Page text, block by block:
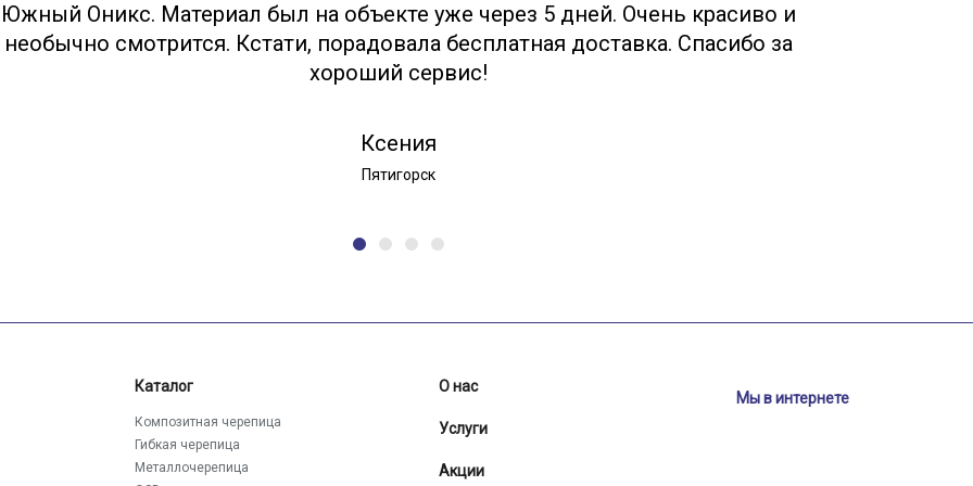
Южный Оникс. Материал был на объекте уже через 5 дней. Очень красиво и
необычно смотрится. Кстати, порадовала бесплатная доставка. Спасибо за
хороший сервис!
Ксения
Пятигорск
Мы в интернете
Каталог
Композитная черепица
Гибкая черепица
Металлочерепица
О нас
Услуги
Акции